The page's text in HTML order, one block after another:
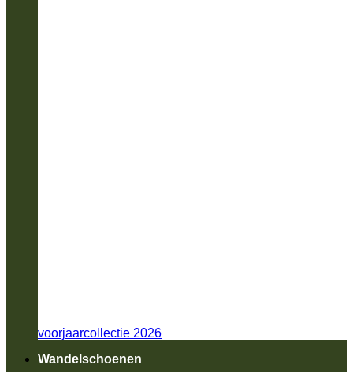
voorjaarcollectie 2026
Wandelschoenen